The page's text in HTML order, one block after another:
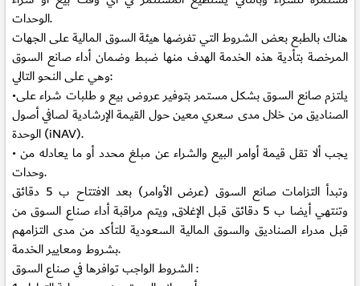
الوحدات.
هناك بالطبع بعض الشروط التي تفرضها هيئة السوق المالية على الجهات
المرخصة بتأدية هذه الخدمة الهدف منها ضبط وضمان أداء صانع السوق
وهي على النحو التالي:
•يلتزم صانع السوق بشكل مستمر بتوفير عروض بيع و طلبات شراء على
الصناديق من خلال مدى سعري معين حول القيمة الإرشادية لصافي أصول
الوحدة (iNAV).
• يجب ألا تقل قيمة أوامر البيع والشراء عن مبلغ محدد أو ما يعادله من
وحدات.
وتبدأ التزامات صانع السوق (عرض الأوامر) بعد الافتتاح ب 5 دقائق
وتنتهي أيضا ب 5 دقائق قبل الإغلاق, ويتم مراقبة أداء صناع السوق من
قبل مدراء الصناديق والسوق المالية السعودية للتأكد من مدى التزامهم
بشروط ومعايير الخدمة.
الشروط الواجب توافرها في صناع السوق :